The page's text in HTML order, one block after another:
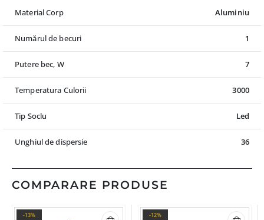
Material Corp Aluminiu
Numărul de becuri 1
Putere bec, W 7
Temperatura Culorii 3000
Tip Soclu Led
Unghiul de dispersie 36
COMPARARE PRODUSE
-13% -12%